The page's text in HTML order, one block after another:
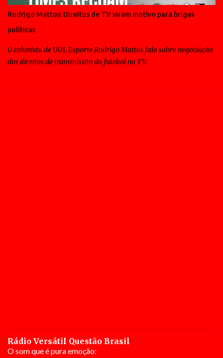
Rodrigo Mattos: Direitos de TV viram motivo para brigas
políticas
O colunista de UOL Esporte Rodrigo Mattos fala sobre negociação
dos direitos de transmissão do futebol na TV.
Rádio Versátil Questão Brasil
O som que é pura emoção: